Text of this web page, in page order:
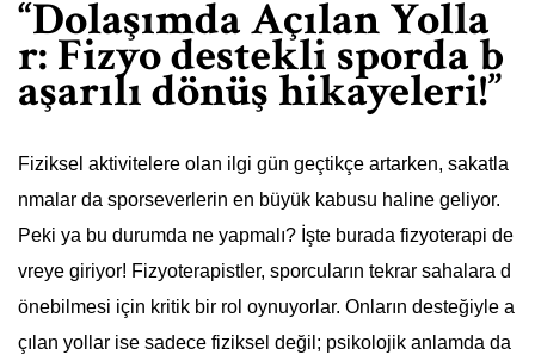
“Dolaşımda Açılan Yolla
r: Fizyo destekli sporda b
aşarılı dönüş hikayeleri!”
Fiziksel aktivitelere olan ilgi gün geçtikçe artarken, sakatla
nmalar da sporseverlerin en büyük kabusu haline geliyor.
Peki ya bu durumda ne yapmalı? İşte burada fizyoterapi de
vreye giriyor! Fizyoterapistler, sporcuların tekrar sahalara d
önebilmesi için kritik bir rol oynuyorlar. Onların desteğiyle a
çılan yollar ise sadece fiziksel değil; psikolojik anlamda da